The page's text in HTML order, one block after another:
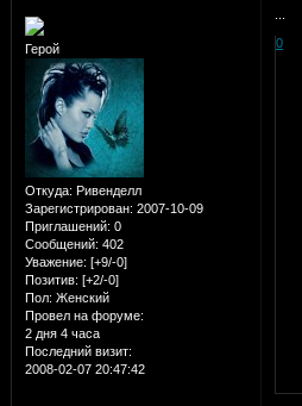
Герой
Откуда: Ривенделл
Зарегистрирован: 2007-10-09
Приглашений: 0
Сообщений: 402
Уважение: [+9/-0]
Позитив: [+2/-0]
Пол: Женский
Провел на форуме:
2 дня 4 часа
Последний визит:
2008-02-07 20:47:42
...
0